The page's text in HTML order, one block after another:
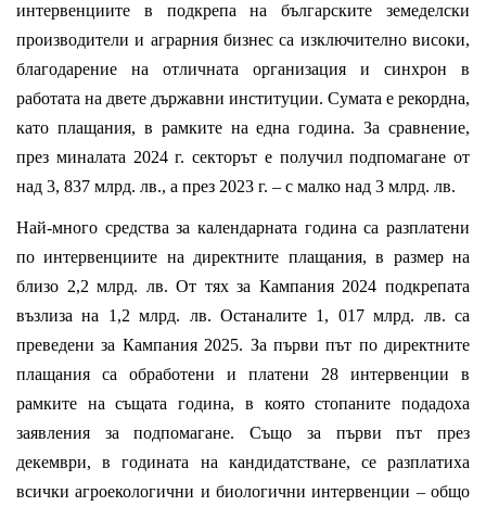
интервенциите в подкрепа на българските земеделски
производители и аграрния бизнес са изключително високи,
благодарение на отличната организация и синхрон в
работата на двете държавни институции. Сумата е рекордна,
като плащания, в рамките на една година. За сравнение,
през миналата 2024 г. секторът е получил подпомагане от
над 3, 837 млрд. лв., а през 2023 г. – с малко над 3 млрд. лв.
Най-много средства за календарната година са разплатени
по интервенциите на директните плащания, в размер на
близо 2,2 млрд. лв. От тях за Кампания 2024 подкрепата
възлиза на 1,2 млрд. лв. Останалите 1, 017 млрд. лв. са
преведени за Кампания 2025. За първи път по директните
плащания са обработени и платени 28 интервенции в
рамките на същата година, в която стопаните подадоха
заявления за подпомагане. Също за първи път през
декември, в годината на кандидатстване, се разплатиха
всички агроекологични и биологични интервенции – общо